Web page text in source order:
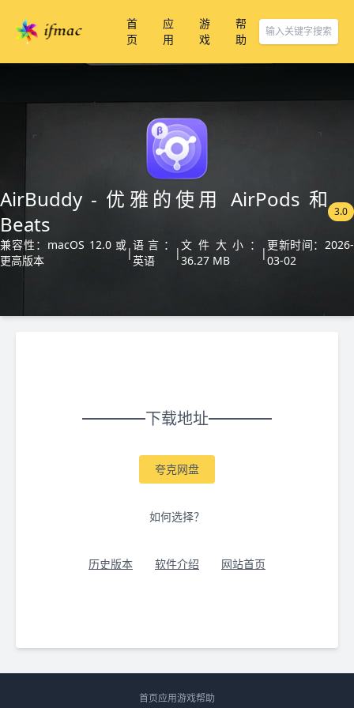
首
页
应
用
游
戏
帮
助
AirBuddy - 优雅的使用 AirPods 和
Beats
3.0
兼容性：macOS 12.0 或
更高版本
|
语言：
英语
|
文件大小：
36.27 MB
|
更新时间：2026-
03-02
下载地址
夸克网盘
如何选择？
历史版本 软件介绍 网站首页
首页应用游戏帮助